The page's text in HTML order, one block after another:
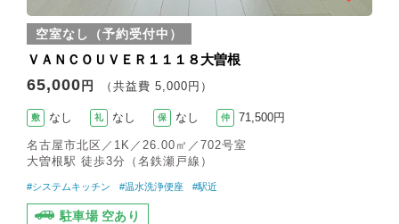
空室なし（予約受付中）
ＶＡＮＣＯＵＶＥＲ１１１８大曽根
65,000 円 （共益費 5,000円）
敷 なし 礼 なし 保 なし 仲 71,500円
名古屋市北区／1K／26.00㎡／702号室
大曽根駅 徒歩3分（名鉄瀬戸線）
#システムキッチン #温水洗浄便座 #駅近
駐車場 空あり